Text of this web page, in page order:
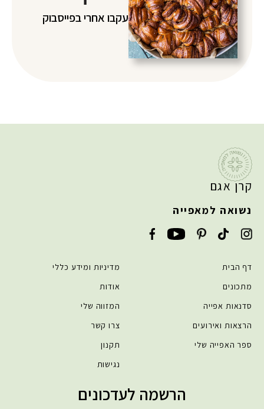
עקבו אחריבפייסבוק
קרן אגם
נשואה למאפייה
דף הבית
מתכונים
סדנאות אפייה
הרצאות ואירועים
ספר האפייה שלי
מדיניות ומידע כללי
אודות
המזווה שלי
צרו קשר
תקנון
נגישות
הרשמה לעדכונים